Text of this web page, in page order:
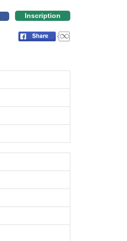
Inscription